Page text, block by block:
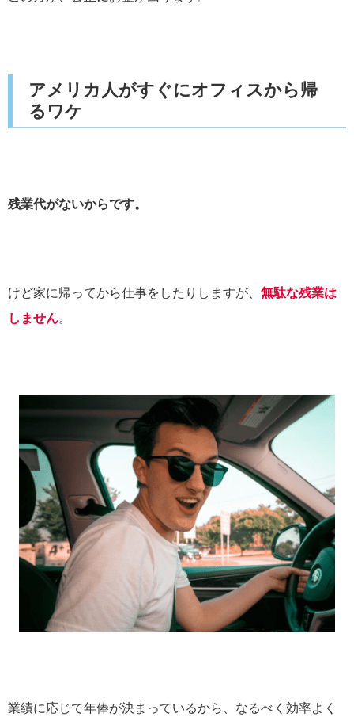
アメリカ人がすぐにオフィスから帰
るワケ
残業代がないからです。
けど家に帰ってから仕事をしたりしますが、 無駄な残業は
しません。
業績に応じて年俸が決まっているから、なるべく効率よく